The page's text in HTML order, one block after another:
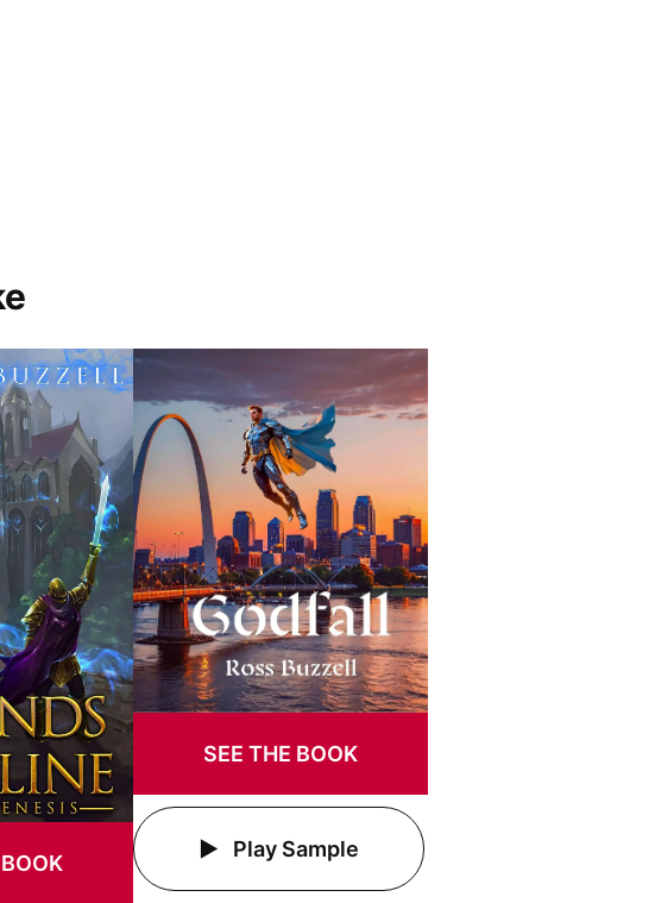
SEE THE BOOK
Play Sample